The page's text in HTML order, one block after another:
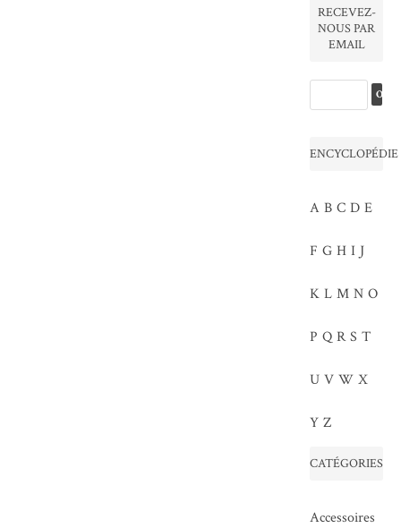
RECEVEZ-
NOUS PAR
EMAIL
ENCYCLOPÉDIE
A B C D E
F G H I J
K L M N O
P Q R S T
U V W X
Y Z
CATÉGORIES
Accessoires